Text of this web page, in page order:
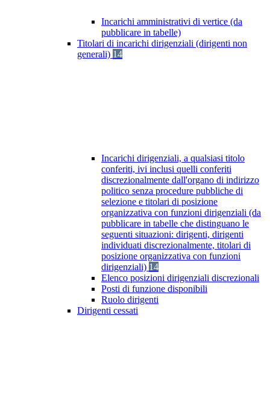
Incarichi amministrativi di vertice (da
pubblicare in tabelle)
Titolari di incarichi dirigenziali (dirigenti non
generali) 14
Incarichi dirigenziali, a qualsiasi titolo
conferiti, ivi inclusi quelli conferiti
discrezionalmente dall'organo di indirizzo
politico senza procedure pubbliche di
selezione e titolari di posizione
organizzativa con funzioni dirigenziali (da
pubblicare in tabelle che distinguano le
seguenti situazioni: dirigenti, dirigenti
individuati discrezionalmente, titolari di
posizione organizzativa con funzioni
dirigenziali) 14
Elenco posizioni dirigenziali discrezionali
Posti di funzione disponibili
Ruolo dirigenti
Dirigenti cessati